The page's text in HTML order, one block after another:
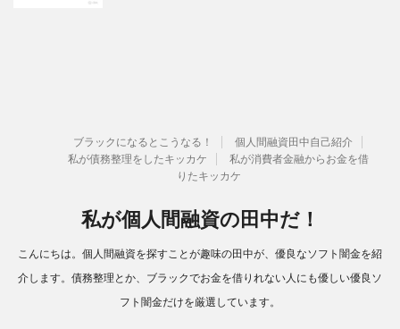
ブラックになるとこうなる！
個人間融資田中自己紹介
私が債務整理をしたキッカケ
私が消費者金融からお金を借
りたキッカケ
私が個人間融資の田中だ！
こんにちは。個人間融資を探すことが趣味の田中が、優良なソフト闇金を紹
介します。債務整理とか、ブラックでお金を借りれない人にも優しい優良ソ
フト闇金だけを厳選しています。